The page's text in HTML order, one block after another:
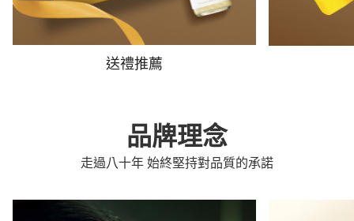
送禮推薦
品牌理念
走過八十年 始終堅持對品質的承諾